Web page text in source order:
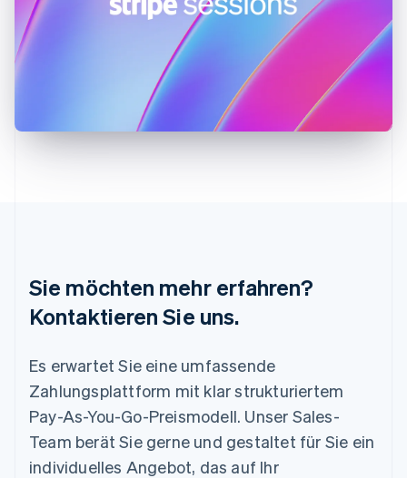
Sie möchten mehr erfahren?
Kontaktieren Sie uns.
Es erwartet Sie eine umfassende
Zahlungsplattform mit klar strukturiertem
Pay-As-You-Go-Preismodell. Unser Sales-
Team berät Sie gerne und gestaltet für Sie ein
individuelles Angebot, das auf Ihr
Liechtenstein
DeutschEnglish
English
Mexiko
EspañolEnglish
English
NederlandsEnglish
Norwegen
English
Österreich
Deutsch English